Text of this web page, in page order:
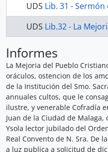
UDS Lib. 31 - Sermón de la Institución del Smo. Sacramento que en los solmenes, y annuales cultos, que le consagra el Jueves Santo, fu iluftre y venerable Cofradía, en la Iglesia Parroquial de S. Juan de la Ciudad de Málaga, Dixo el
UDS Lib.32 - La Mejoria del Pueblo Cristiano, y cumplimiento de los oráculos, ostencion de los amorosos excesos de Jesús. Sermón de la Institución del Smo. Sacramento, que en los solemnes y annuales cultos, que le consagra el Jueves Santo su antigua, ilustre, y venerable Cofradía en la Iglesia Parroquial de San Juan de
Informes
La Mejoria del Pueblo
oráculos, ostencion de los
de la Institución del Smo.
annuales cultos, que le
ilustre, y venerable Cofradía
Juan de la Ciudad de Malaga,
Ysola lector jubilado del
Real Convento de N. Sra. De
a luz publica a solicitud de